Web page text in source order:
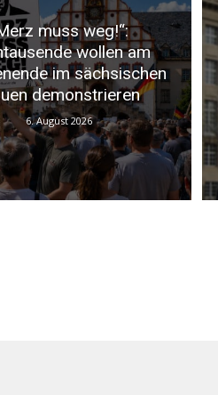
muss weg!“:
wollen am
im sächsischen
demonstrieren
6. August 2026